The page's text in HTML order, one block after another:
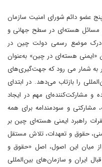
عضو دائم شورای امنیت سازمان
مسائل هسته‌ای در سطح جهانی و
درک موضع رسمی دولت چین در
هسته‌ای در چین» به‌عنوان
به شمار می رود که جهت‌گیری‌های
را بازتاب می‌دهد. در ابتدای
و مشارکت‌کننده‌ای مهم در ایجاد
مشارکتی و سودمندامه برای همه
راهبرد ایمنی هسته‌ای چین بر
حقوق و تعهدات، تلاش مستقل
میان این اصول، اصل «حقوق و
ایران و سازمان‌های بین‌المللی